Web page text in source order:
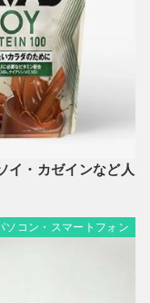
イ・カゼインなど人
ソコン・スマートフォン